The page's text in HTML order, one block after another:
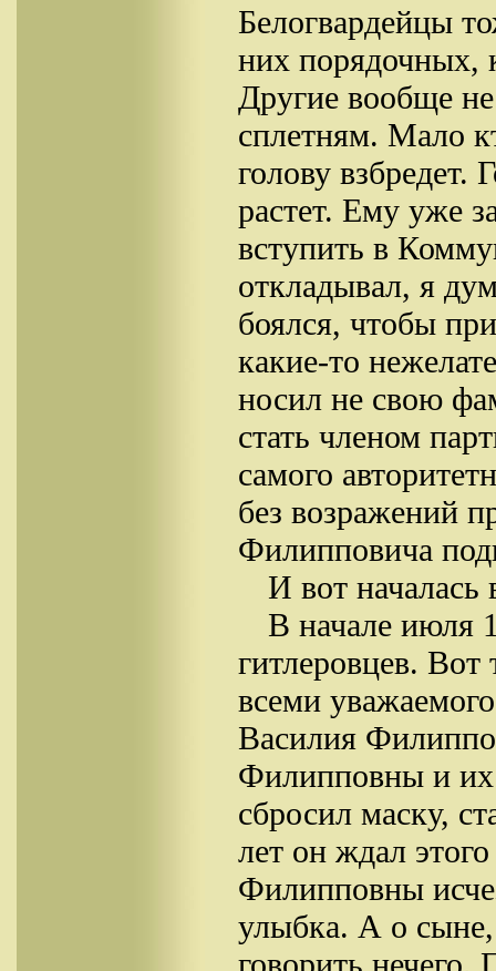
Белогвардейцы
них порядочных,
Другие вообще не
сплетням. Мало
голову
растет. Ему уже
вступить в
откладывал, я
боялся, чтобы
какие-то
носил не свою
стать членом
самого
без возражений
Филипповича
И вот началась
В начале июля
гитлеровцев. Вот
всеми
Василия
Филипповны и их
сбросил маску,
лет он ждал
Филипповны
улыбка. А о сыне,
говорить